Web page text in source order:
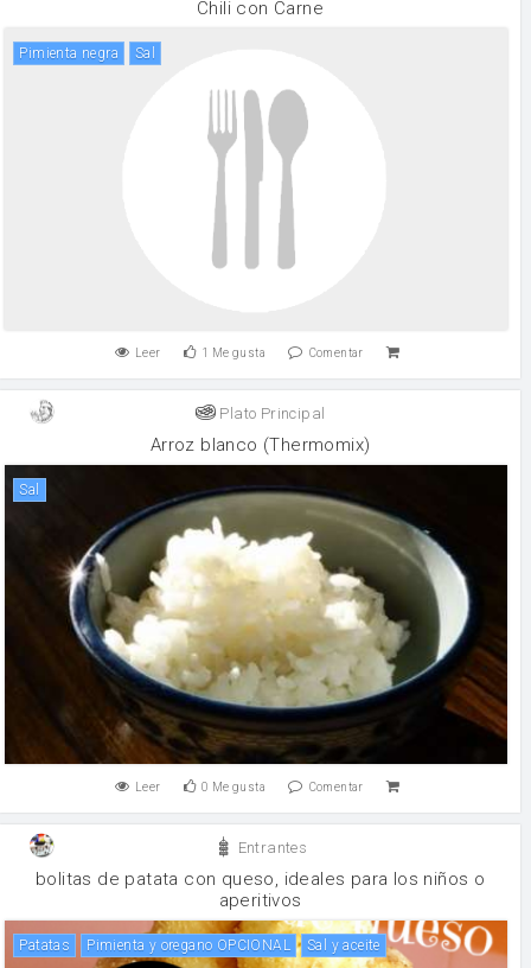
Chili con Carne
pimienta negra sal
Leer 1 Me gusta Comentar
Plato Principal
Arroz blanco (Thermomix)
sal
Leer 0 Me gusta Comentar
Entrantes
bolitas de patata con queso, ideales para los niños o
aperitivos
patatas pimienta y oregano OPCIONAL Sal y aceite